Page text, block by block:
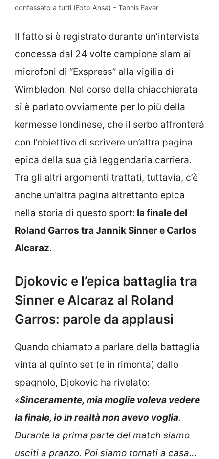
confessato a tutti (Foto Ansa) – Tennis Fever
Il fatto si è registrato durante un’intervista
concessa dal 24 volte campione slam ai
microfoni di “Exspress” alla vigilia di
Wimbledon. Nel corso della chiacchierata
si è parlato ovviamente per lo più della
kermesse londinese, che il serbo affronterà
con l’obiettivo di scrivere un’altra pagina
epica della sua già leggendaria carriera.
Tra gli altri argomenti trattati, tuttavia, c’è
anche un’altra pagina altrettanto epica
nella storia di questo sport: la finale del
Roland Garros tra Jannik Sinner e Carlos
Alcaraz.
Djokovic e l’epica battaglia tra
Sinner e Alcaraz al Roland
Garros: parole da applausi
Quando chiamato a parlare della battaglia
vinta al quinto set (e in rimonta) dallo
spagnolo, Djokovic ha rivelato:
«Sinceramente, mia moglie voleva vedere
la finale, io in realtà non avevo voglia.
Durante la prima parte del match siamo
usciti a pranzo. Poi siamo tornati a casa…